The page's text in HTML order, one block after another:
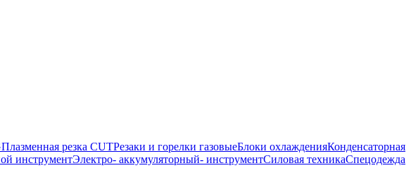
Плазменная резка CUTРезаки и горелки газовыеБлоки охлажденияКонденсаторная
инструментЭлектро- аккумуляторный- инструментСиловая техникаСпецодежда